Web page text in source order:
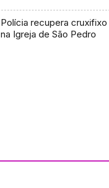
Polícia recupera
na Igreja de São Pedro